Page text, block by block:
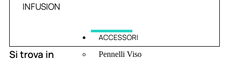
ACCESSORI
Pennelli Viso
INFUSION
Si trova in